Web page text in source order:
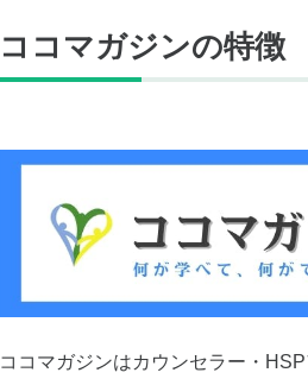
ココマガジンの特徴
ココマガジンはカウンセラー・